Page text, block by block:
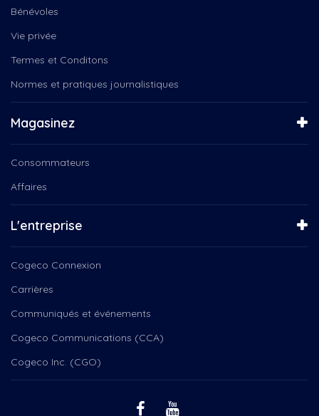
Bénévoles
Vie privée
Termes et Conditons
Normes et pratiques journalistiques
Magasinez
Consommateurs
Affaires
L'entreprise
Cogeco Connexion
Carrières
Communiqués et événements
Cogeco Communications (CCA)
Cogeco Inc. (CGO)